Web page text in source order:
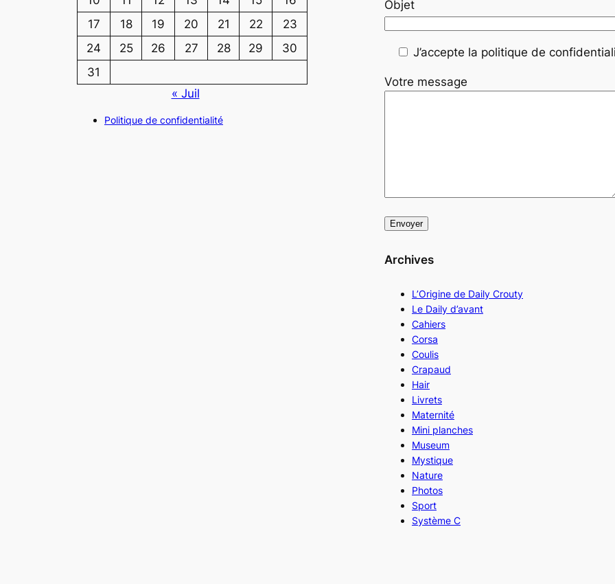
17
18 19 20 21 22
23
24
25 26 27 28 29
30
31
« Juil
Politique de confidentialité
Objet
J’accepte la politique de
Votre message
Archives
L’Origine de Daily Crouty
Le Daily d’avant
Cahiers
Corsa
Coulis
Crapaud
Hair
Livrets
Maternité
Mini planches
Museum
Mystique
Nature
Photos
Sport
Système C